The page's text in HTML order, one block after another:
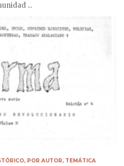
...
, POR AUTOR, TEMÁTICA